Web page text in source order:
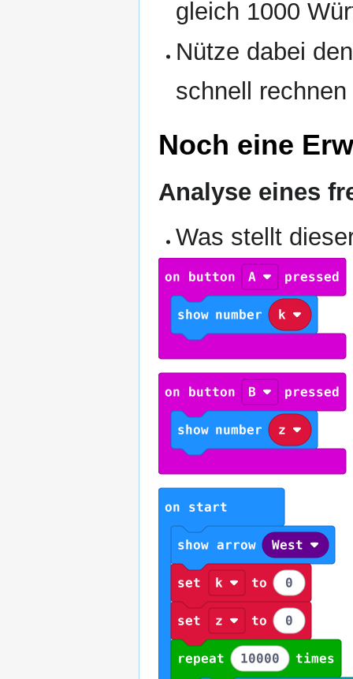
gleich 1000
Nütze dabei
schnell rechnen
Noch eine
Analyse eines
Was stellt